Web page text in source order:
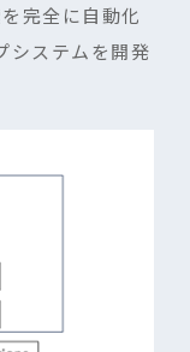
完全に自動化
システムを開発